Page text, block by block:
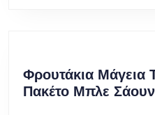
Φρουτάκια Μάγεια
Πακέτο Μπλε